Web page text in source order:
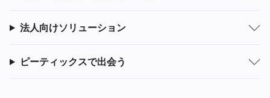
法人向けソリューション
ピーティックスで出会う